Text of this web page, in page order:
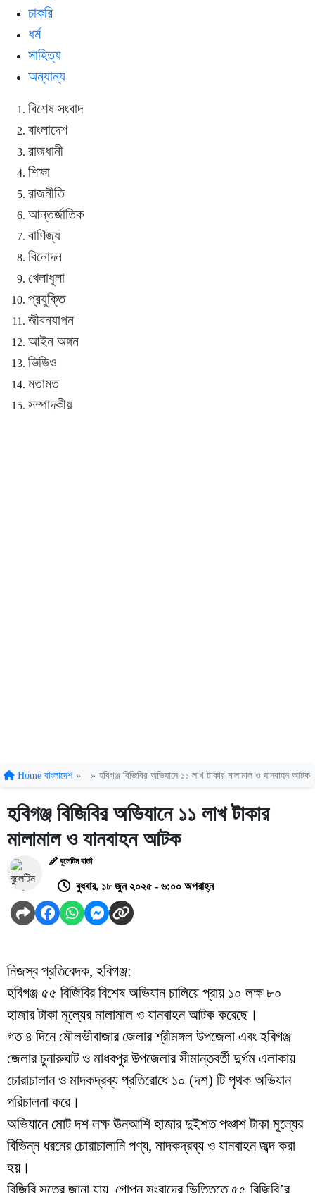
চাকরি
ধর্ম
সাহিত্য
অন্যান্য
বিশেষ সংবাদ
বাংলাদেশ
রাজধানী
শিক্ষা
রাজনীতি
আন্তর্জাতিক
বাণিজ্য
বিনোদন
খেলাধুলা
প্রযুক্তি
জীবনযাপন
আইন অঙ্গন
ভিডিও
মতামত
সম্পাদকীয়
Home বাংলাদেশ » » হবিগঞ্জ বিজিবির অভিযানে ১১ লাখ টাকার মালামাল ও যানবাহন আটক
হবিগঞ্জ বিজিবির অভিযানে ১১ লাখ টাকার
মালামাল ও যানবাহন আটক
বুলেটিন বার্তা
বুধবার, ১৮ জুন ২০২৫ - ৬:০০ অপরাহ্ন
নিজস্ব প্রতিবেদক, হবিগঞ্জ:
হবিগঞ্জ ৫৫ বিজিবির বিশেষ অভিযান চালিয়ে প্রায় ১০ লক্ষ ৮০
হাজার টাকা মূল্যের মালামাল ও যানবাহন আটক করেছে।
গত ৪ দিনে মৌলভীবাজার জেলার শ্রীমঙ্গল উপজেলা এবং হবিগঞ্জ
জেলার চুনারুঘাট ও মাধবপুর উপজেলার সীমান্তবর্তী দুর্গম এলাকায়
চোরাচালান ও মাদকদ্রব্য প্রতিরোধে ১০ (দশ) টি পৃথক অভিযান
পরিচালনা করে।
অভিযানে মোট দশ লক্ষ ঊনআশি হাজার দুইশত পঞ্চাশ টাকা মূল্যের
বিভিন্ন ধরনের চোরাচালানি পণ্য, মাদকদ্রব্য ও যানবাহন জব্দ করা
হয়।
বিজিবি সূত্রে জানা যায়, গোপন সংবাদের ভিত্তিতে ৫৫ বিজিবি’র